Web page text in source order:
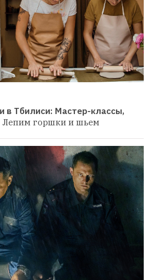
в Тбилиси: Мастер-классы,
Лепим горшки и шьем